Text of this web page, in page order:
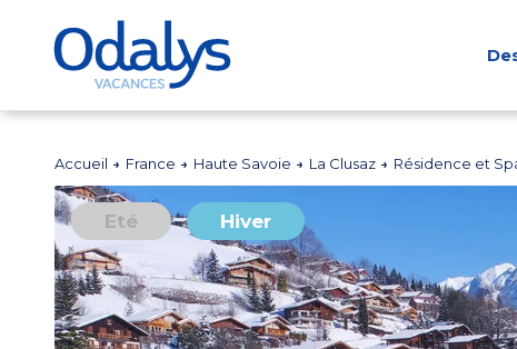
Accueil France Haute Savoie La Clusaz Résidence et
Eté Hiver